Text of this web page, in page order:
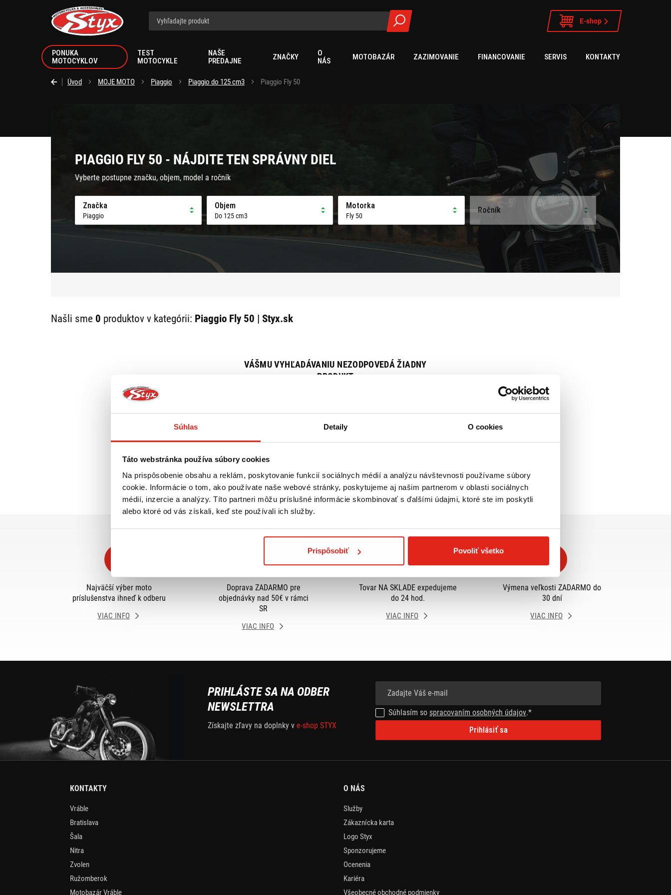
Súhlas Detaily O cookies
Táto webstránka používa súbory cookies
Na prispôsobenie obsahu a reklám, poskytovanie funkcií sociálnych médií a analýzu návštevnosti používame súbory
cookie. Informácie o tom, ako používate naše webové stránky, poskytujeme aj našim partnerom v oblasti sociálnych
médií, inzercie a analýzy. Títo partneri môžu príslušné informácie skombinovať s ďalšími údajmi, ktoré ste im poskytli
alebo ktoré od vás získali, keď ste používali ich služby.
Prispôsobiť Povoliť všetko
Styx.sk
E-shop
PONUKA
MOTOCYKLOV
TEST
MOTOCYKLE
NAŠE
PREDAJNE
ZNAČKY
O
NÁS
MOTOBAZÁR ZAZIMOVANIE FINANCOVANIE SERVIS KONTAKTY
Úvod MOJE MOTO Piaggio Piaggio do 125 cm3 Piaggio Fly 50
PIAGGIO FLY 50 - NÁJDITE TEN SPRÁVNY DIEL
Vyberte postupne značku, objem, model a ročník
Značka
Piaggio
Objem
Do 125 cm3
Motorka
Fly 50
Ročník
Našli sme 0 produktov v kategórii: Piaggio Fly 50 | Styx.sk
VÁŠMU VYHĽADÁVANIU NEZODPOVEDÁ ŽIADNY
PRODUKT
Najväčší výber moto
príslušenstva ihneď k odberu
VIAC INFO
Doprava ZADARMO pre
objednávky nad 50€ v rámci
SR
VIAC INFO
Tovar NA SKLADE expedujeme
do 24 hod.
VIAC INFO
Výmena veľkosti ZADARMO do
30 dní
VIAC INFO
PRIHLÁSTE SA NA ODBER
NEWSLETTRA
Získajte zľavy na doplnky v e-shop STYX
Súhlasím so spracovaním osobných údajov.*
Prihlásiť sa
KONTAKTY
Vráble
Bratislava
Šala
Nitra
Zvolen
Ružomberok
Motobazár Vráble
O NÁS
Služby
Zákaznícka karta
Logo Styx
Sponzorujeme
Ocenenia
Kariéra
Všeobecné obchodné podmienky